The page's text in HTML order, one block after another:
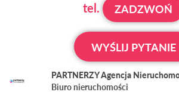
tel.
ZADZWOŃ
WYŚLIJ PYTANIE
PARTNERZY Agencja
Biuro nieruchomości